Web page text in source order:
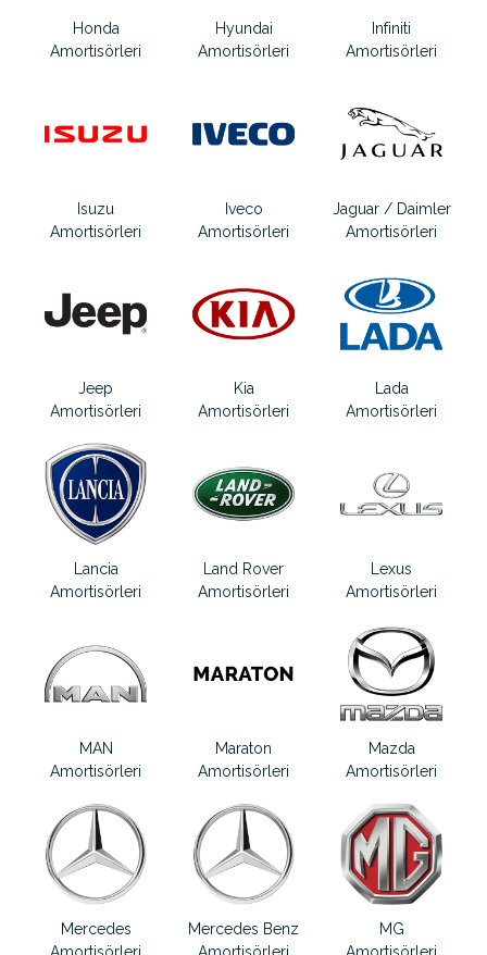
Honda
Amortisörleri
Hyundai
Amortisörleri
Infiniti
Amortisörleri
Isuzu
Amortisörleri
Iveco
Amortisörleri
Jaguar / Daimler
Amortisörleri
Jeep
Amortisörleri
Kia
Amortisörleri
Lada
Amortisörleri
Lancia
Amortisörleri
Land Rover
Amortisörleri
Lexus
Amortisörleri
MAN
Amortisörleri
Maraton
Amortisörleri
Mazda
Amortisörleri
Mercedes
Amortisörleri
Mercedes Benz
Amortisörleri
MG
Amortisörleri